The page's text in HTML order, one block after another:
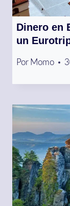
Dinero en
un
Por Momo